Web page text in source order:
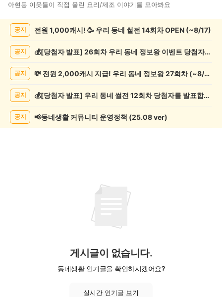
아현동 이웃들이 직접 올린 요리/제조 이야기를 모아봐요
록
공지 전원 1,000캐시! 🥳 우리 동네 썰전 14회차 OPEN (~8/17)
공지 💰[당첨자 발표] 26회차 우리 동네 정보왕 이벤트 당첨자를 발표합니다!
공지 💸 전원 2,000캐시 지급! 우리 동네 정보왕 27회차 (~8/10)
공지 💰[당첨자 발표] 우리 동네 썰전 12회차 당첨자를 발표합니다!
공지 📢동네생활 커뮤니티 운영정책 (25.08 ver)
게시글이 없습니다.
동네생활 인기글을 확인하시겠어요?
실시간 인기글 보기